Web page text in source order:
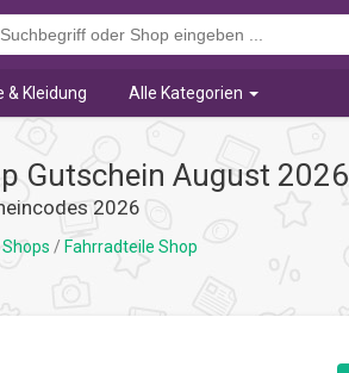
& Kleidung Alle Kategorien
Gutschein August 2026
2026
/ Fahrradteile Shop